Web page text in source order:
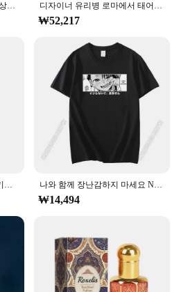
for Everyone**
to choose from, these Miss Cat
to all body parts, from wrists to
for both adults and children.
designs are not only eye-
a playful touch to any outfit.
looking to stock up on
or an individual looking for a
express yourself, these tattoo
addition to your collection.
Miss Sweetheart 여성용 향수, 상큼하고 우아한 향수, 가벼운 꽃 노트, 오리지널 데일리 데이트, 50ml 디자이너 유리병 로마에서 태어난 강렬한 도나 코랄 판타지 A 클래식 옐로우 드림 맨 미스 도나 데이 로즈, 100ml
₩52,217
성형 가능한 치아 충전 수리 키트, 누락 및 파손 교체, 가짜 치아 수리 키트, DIY 의치 수리 구슬 나와 함께 장난감하지 마세요 Nagatoro Nagatoro Tshirt 새로운 도착 그래픽 남자 재미 있은 남자 의류 코튼 하라주쿠 T 셔츠
₩14,494